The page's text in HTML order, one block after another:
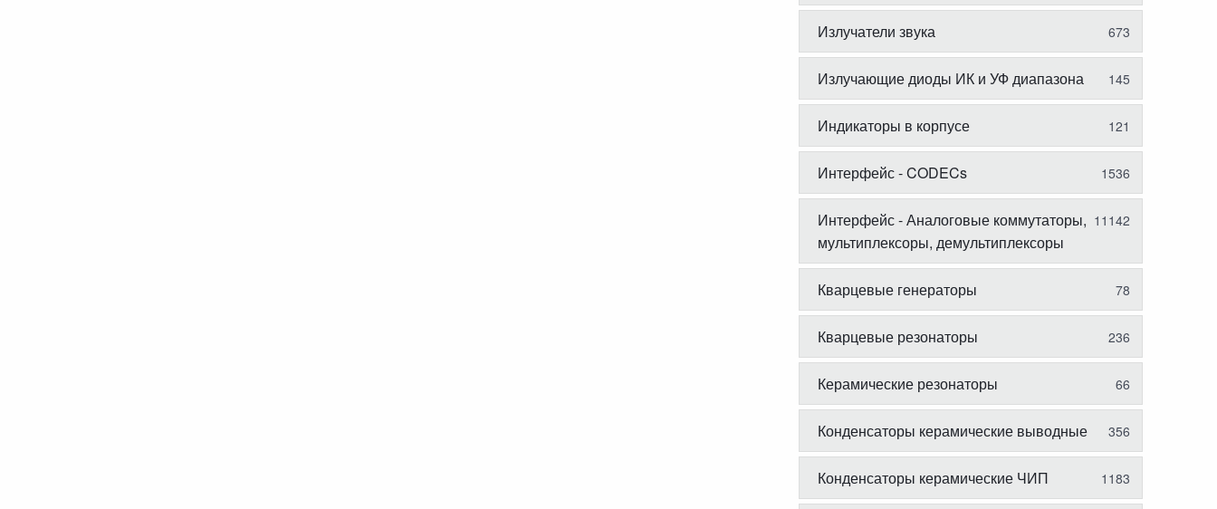
Излучатели звука 673
Излучающие диоды ИК и УФ диапазона 145
Индикаторы в корпусе 121
Интерфейс - CODECs 1536
Интерфейс - Аналоговые коммутаторы,
мультиплексоры, демультиплексоры
11142
Кварцевые генераторы 78
Кварцевые резонаторы 236
Керамические резонаторы 66
Конденсаторы керамические выводные 356
Конденсаторы керамические ЧИП 1183